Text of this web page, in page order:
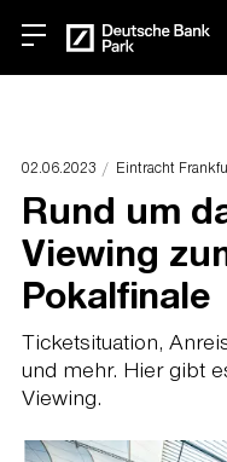
02.06.2023 Eintracht
Rund um
Viewing
Pokalfinale
Ticketsituation,
und mehr. Hier gibt
Viewing.